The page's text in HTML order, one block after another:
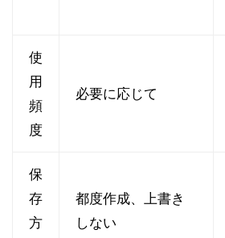
使
用
頻
度
必要に応じて
保
存
方
都度作成、上書き
しない